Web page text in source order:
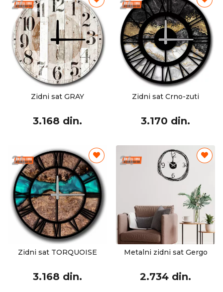
Zidni sat GRAY
3.168 din.
Zidni sat Crno-zuti
3.170 din.
Zidni sat TORQUOISE
3.168 din.
Metalni zidni sat Gergo
2.734 din.